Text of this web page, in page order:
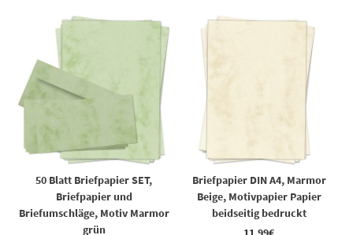
50 Blatt Briefpapier SET,
Briefpapier und
Briefumschläge, Motiv Marmor
grün
Briefpapier DIN A4, Marmor
Beige, Motivpapier Papier
beidseitig bedruckt